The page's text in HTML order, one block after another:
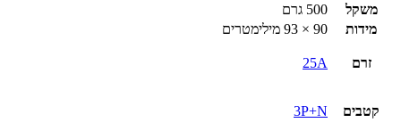
משקל
500 גרם
מידות
90 × 93 מילימטרים
זרם 25A
קטבים 3P+N